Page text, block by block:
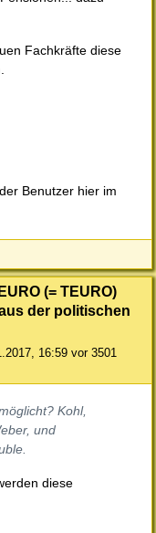
Fachkräfte diese
Benutzer hier im
(= TEURO)
der politischen
16:59 vor 3501
Kohl,
und
diese